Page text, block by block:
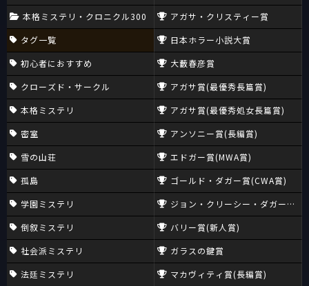
本格ミステリ・クロニクル300
タグ一覧
初心者におすすめ
クローズド・サークル
本格ミステリ
密室
雪の山荘
孤島
学園ミステリ
倒叙ミステリ
社会派ミステリ
法廷ミステリ
アガサ・クリスティー賞
日本ホラー小説大賞
大藪春彦賞
アガサ賞(最優秀長篇賞)
アガサ賞(最優秀処女長篇賞)
アンソニー賞(長編賞)
エドガー賞(MWA賞)
ゴールド・ダガー賞(CWA賞)
ジョン・クリーシー・ダガー賞
バリー賞(新人賞)
ガラスの鍵賞
マカヴィティ賞(長編賞)